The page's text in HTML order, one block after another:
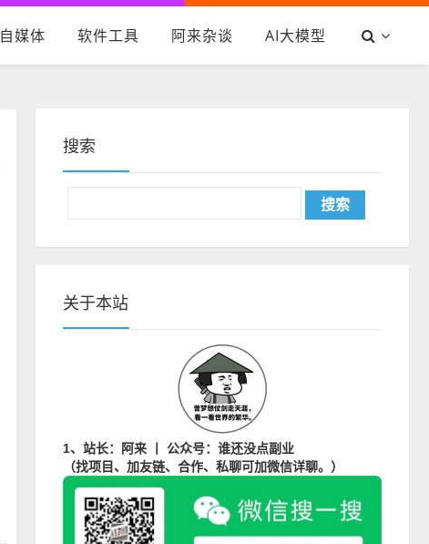
自媒体 软件工具 阿来杂谈 AI大模型
搜索
关于本站
1、站长：阿来 丨 公众号：谁还没点副业
（找项目、加友链、合作、私聊可加微信详聊。）